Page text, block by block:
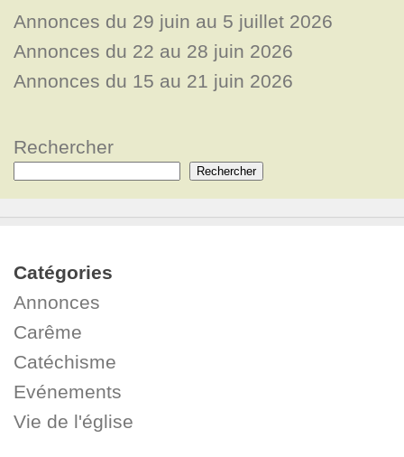
Annonces du 29 juin au 5 juillet 2026
Annonces du 22 au 28 juin 2026
Annonces du 15 au 21 juin 2026
Rechercher
Rechercher
Catégories
Annonces
Carême
Catéchisme
Evénements
Vie de l'église